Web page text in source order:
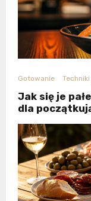
Gotowanie
Jak się je
dla